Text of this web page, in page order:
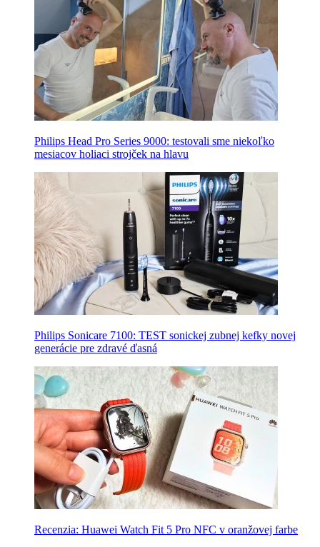
Philips Head Pro Series 9000: testovali sme niekoľko
mesiacov holiaci strojček na hlavu
Philips Sonicare 7100: TEST sonickej zubnej kefky novej
generácie pre zdravé ďasná
Recenzia: Huawei Watch Fit 5 Pro NFC v oranžovej farbe